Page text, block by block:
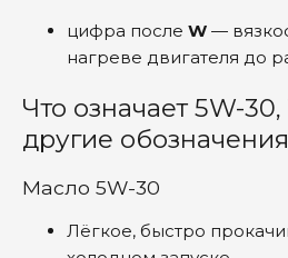
цифра после W —
нагреве двигателя до
Что означает 5W-
другие обозначения
Масло 5W-30
Лёгкое, быстро